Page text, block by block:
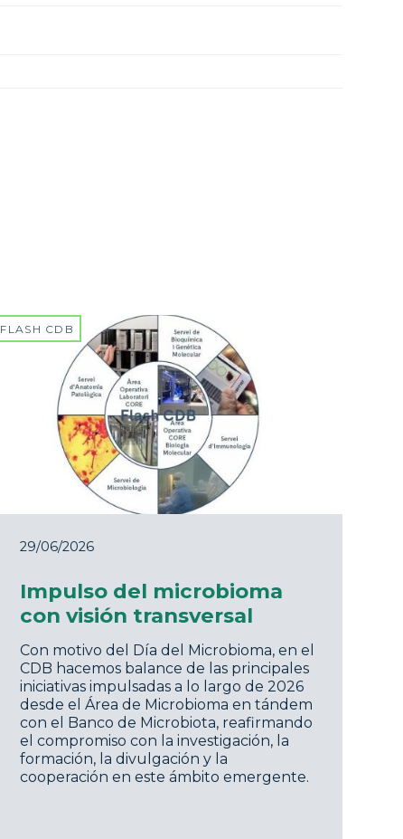
FLASH CDB
29/06/2026
Impulso del microbioma
con visión transversal
Con motivo del Día del Microbioma, en el
CDB hacemos balance de las principales
iniciativas impulsadas a lo largo de 2026
desde el Área de Microbioma en tándem
con el Banco de Microbiota, reafirmando
el compromiso con la investigación, la
formación, la divulgación y la
cooperación en este ámbito emergente.